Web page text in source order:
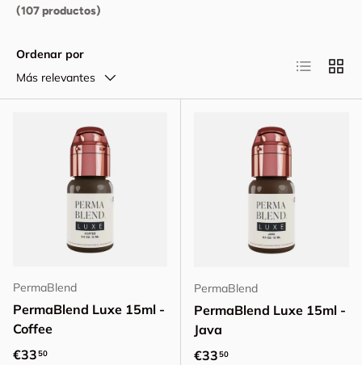
(107 productos)
Ordenar por
Más relevantes
Lista
PermaBlend
PermaBlend Luxe 15ml -
Coffee
Precio normal
€3350
PermaBlend
PermaBlend Luxe 15ml -
Java
Precio normal
€3350